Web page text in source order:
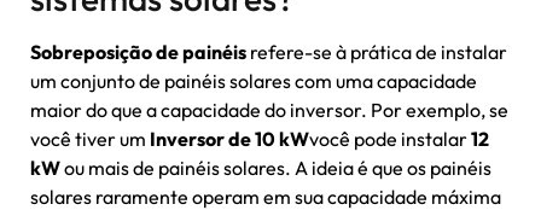
Sobreposição de painéis refere-se à prática de instalar
um conjunto de painéis solares com uma capacidade
maior do que a capacidade do inversor. Por exemplo, se
você tiver um Inversor de 10 kWvocê pode instalar12
kWou mais de painéis solares. A ideia é que os painéis
solares raramente operam em sua capacidade máxima